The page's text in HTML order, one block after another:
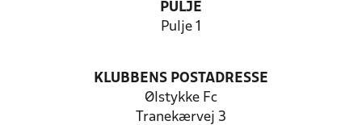
PULJE
Pulje 1
KLUBBENS POSTADRESSE
Ølstykke Fc
Tranekærvej 3